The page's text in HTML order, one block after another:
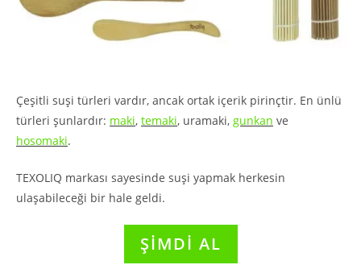
Çeşitli suşi türleri vardır, ancak ortak içerik pirinçtir. En ünlü
türleri şunlardır: maki, temaki, uramaki, gunkan ve
hosomaki.
TEXOLIQ markası sayesinde suşi yapmak herkesin
ulaşabileceği bir hale geldi.
ŞİMDİ AL